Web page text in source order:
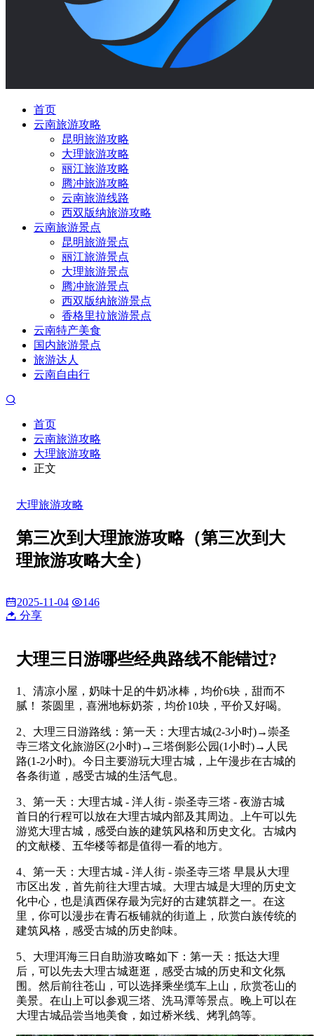
首页
云南旅游攻略
昆明旅游攻略
大理旅游攻略
丽江旅游攻略
腾冲旅游攻略
云南旅游线路
西双版纳旅游攻略
云南旅游景点
昆明旅游景点
丽江旅游景点
大理旅游景点
腾冲旅游景点
西双版纳旅游景点
香格里拉旅游景点
云南特产美食
国内旅游景点
旅游达人
云南自由行
首页
云南旅游攻略
大理旅游攻略
正文
大理旅游攻略
第三次到大理旅游攻略（第三次到大
理旅游攻略大全）
2025-11-04
146
分享
大理三日游哪些经典路线不能错过?
1、清凉小屋，奶味十足的牛奶冰棒，均价6块，甜而不
腻！ 茶圆里，喜洲地标奶茶，均价10块，平价又好喝。
2、大理三日游路线：第一天：大理古城(2-3小时)→崇圣
寺三塔文化旅游区(2小时)→三塔倒影公园(1小时)→人民
路(1-2小时)。今日主要游玩大理古城，上午漫步在古城的
各条街道，感受古城的生活气息。
3、第一天：大理古城 - 洋人街 - 崇圣寺三塔 - 夜游古城
首日的行程可以放在大理古城内部及其周边。上午可以先
游览大理古城，感受白族的建筑风格和历史文化。古城内
的文献楼、五华楼等都是值得一看的地方。
4、第一天：大理古城 - 洋人街 - 崇圣寺三塔 早晨从大理
市区出发，首先前往大理古城。大理古城是大理的历史文
化中心，也是滇西保存最为完好的古建筑群之一。在这
里，你可以漫步在青石板铺就的街道上，欣赏白族传统的
建筑风格，感受古城的历史韵味。
5、大理洱海三日自助游攻略如下：第一天：抵达大理
后，可以先去大理古城逛逛，感受古城的历史和文化氛
围。然后前往苍山，可以选择乘坐缆车上山，欣赏苍山的
美景。在山上可以参观三塔、洗马潭等景点。晚上可以在
大理古城品尝当地美食，如过桥米线、烤乳鸽等。